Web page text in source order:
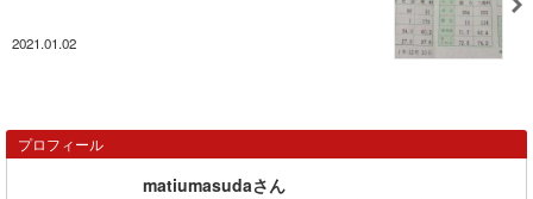
2021.01.02
プロフィール
matiumasudaさん